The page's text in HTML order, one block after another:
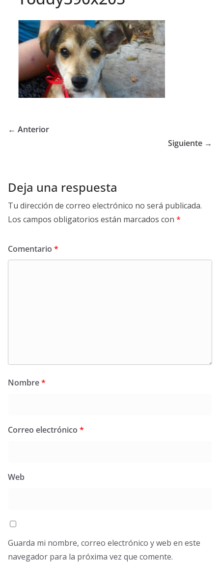
← Anterior
Siguiente →
Deja una respuesta
Tu dirección de correo electrónico no será publicada.
Los campos obligatorios están marcados con *
Comentario *
Nombre*
Correo electrónico *
Web
Guarda mi nombre, correo electrónico y web en este
navegador para la próxima vez que comente.